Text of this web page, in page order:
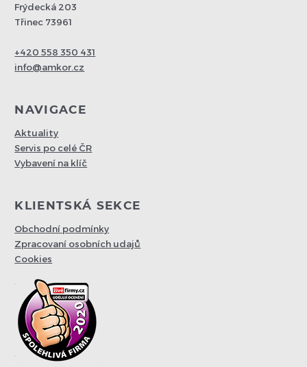
Frýdecká 203
Třinec 73961
+420 558 350 431
info@amkor.cz
NAVIGACE
Aktuality
Servis po celé ČR
Vybavení na klíč
KLIENTSKÁ SEKCE
Obchodní podmínky
Zpracovaní osobních udajů
Cookies